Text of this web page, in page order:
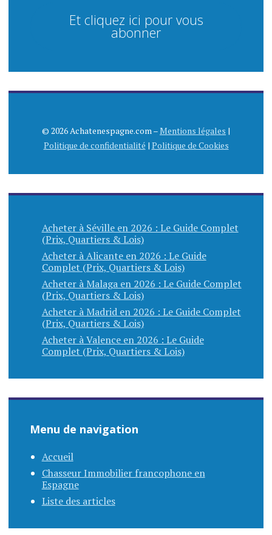
Et cliquez ici pour vous
abonner
© 2026 Achatenespagne.com –Mentions légales |
Politique de confidentialité | Politique de Cookies
Acheter à Séville en 2026 : Le Guide Complet
(Prix, Quartiers & Lois)
Acheter à Alicante en 2026 : Le Guide
Complet (Prix, Quartiers & Lois)
Acheter à Malaga en 2026 : Le Guide Complet
(Prix, Quartiers & Lois)
Acheter à Madrid en 2026 : Le Guide Complet
(Prix, Quartiers & Lois)
Acheter à Valence en 2026 : Le Guide
Complet (Prix, Quartiers & Lois)
Menu de navigation
Accueil
Chasseur Immobilier francophone en
Espagne
Liste des articles